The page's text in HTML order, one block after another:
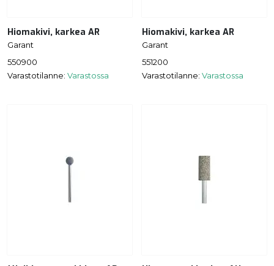
Hiomakivi, karkea AR
Garant
550900
Varastotilanne: Varastossa
Hiomakivi, karkea AR
Garant
551200
Varastotilanne: Varastossa